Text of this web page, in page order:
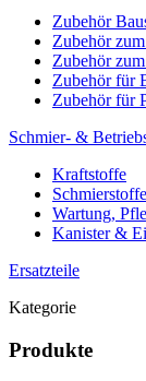
Zubehör
Zubehör
Zubehör
Zubehör für
Zubehör für
Schmier- &
Kraftstoffe
Schmierstoffe
Wartung,
Kanister &
Ersatzteile
Kategorie
Produkte